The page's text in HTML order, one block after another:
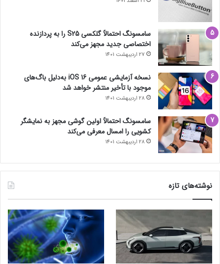
سامسونگ احتمالاً گلکسی S25 را به پردازنده
اختصاصی جدید مجهز می‌کند
27 اردیبهشت 1401
نسخه آزمایشی عمومی iOS 16 به‌دلیل باگ‌های
موجود با تأخیر منتشر خواهد شد
28 اردیبهشت 1401
سامسونگ احتمالاً اولین گوشی مجهز به نمایشگر
کشویی را امسال معرفی می‌کند
28 اردیبهشت 1401
نوشته‌های تازه